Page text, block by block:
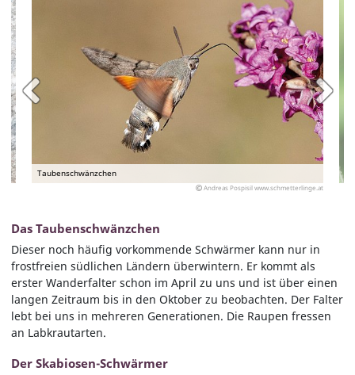
Taubenschwänzchen
Andreas Pospisil www.schmetterlinge.at
Das Taubenschwänzchen
Dieser noch häufig vorkommende Schwärmer kann nur in
frostfreien südlichen Ländern überwintern. Er kommt als
erster Wanderfalter schon im April zu uns und ist über einen
langen Zeitraum bis in den Oktober zu beobachten. Der Falter
lebt bei uns in mehreren Generationen. Die Raupen fressen
an Labkrautarten.
Der Skabiosen-Schwärmer